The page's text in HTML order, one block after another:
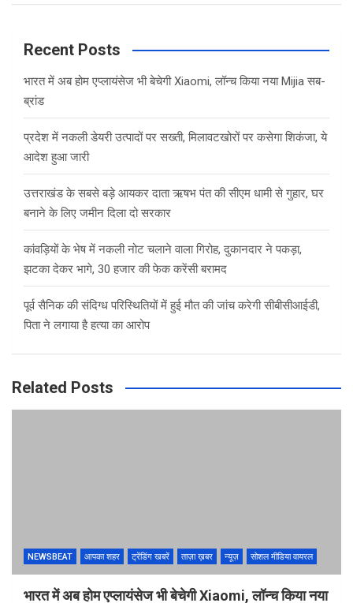
a
c
Recent Posts
भारत में अब होम एप्लायंसेज भी बेचेगी Xiaomi, लॉन्च किया नया Mijia सब-
ब्रांड
प्रदेश में नकली डेयरी उत्पादों पर सख्ती, मिलावटखोरों पर कसेगा शिकंजा, ये
आदेश हुआ जारी
उत्तराखंड के सबसे बड़े आयकर दाता ऋषभ पंत की सीएम धामी से गुहार, घर
बनाने के लिए जमीन दिला दो सरकार
कांवड़ियों के भेष में नकली नोट चलाने वाला गिरोह, दुकानदार ने पकड़ा,
झटका देकर भागे, 30 हजार की फेक करेंसी बरामद
पूर्व सैनिक की संदिग्ध परिस्थितियों में हुई मौत की जांच करेगी सीबीसीआईडी,
पिता ने लगाया है हत्या का आरोप
Related Posts
NEWSBEAT आपका शहर ट्रेंडिंग खबरें ताज़ा ख़बर न्यूज़ सोशल मीडिया वायरल
भारत में अब होम एप्लायंसेज भी बेचेगी Xiaomi, लॉन्च किया नया